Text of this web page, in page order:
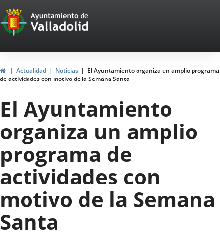
Portal
Web
del
Ayuntamiento
de
Valladolid
InicioActualidad Noticias
El Ayuntamiento organiza un amplio programa
de actividades con motivo de la Semana Santa
El Ayuntamiento
organiza un amplio
programa de
actividades con
motivo de la Semana
Santa